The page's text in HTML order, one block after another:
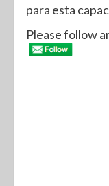
para esta
Please follow